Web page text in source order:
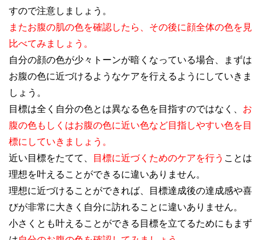
すので注意しましょう。
またお腹の肌の色を確認したら、その後に顔全体の色を見
比べてみましょう。
自分の顔の色が少々トーンが暗くなっている場合、まずは
お腹の色に近づけるようなケアを行えるようにしていきま
しょう。
目標は全く自分の色とは異なる色を目指すのではなく、 お
腹の色もしくはお腹の色に近い色など目指しやすい色を目
標にしていきましょう。
近い目標をたてて、
目標に近づくためのケアを行う ことは
理想を叶えることができるに違いありません。
理想に近づけることができれば、目標達成後の達成感や喜
びが非常に大きく自分に訪れることに違いありません。
小さくとも叶えることができる目標を立てるためにもまず